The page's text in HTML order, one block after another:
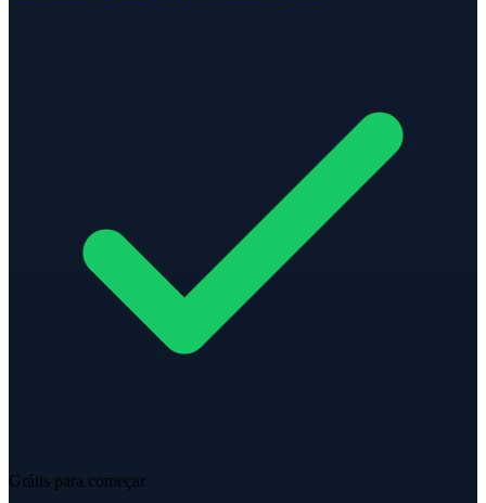
Grátis para começar